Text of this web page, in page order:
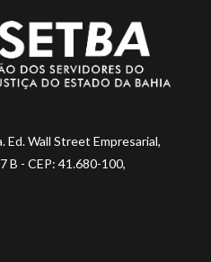
Ed. Wall Street Empresarial,
B - CEP: 41.680-100,